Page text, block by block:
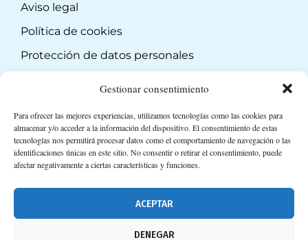
Gestionar consentimiento
Para ofrecer las mejores experiencias, utilizamos tecnologías como las cookies para
almacenar y/o acceder a la información del dispositivo. El consentimiento de estas
tecnologías nos permitirá procesar datos como el comportamiento de navegación o las
identificaciones únicas en este sitio. No consentir o retirar el consentimiento, puede
afectar negativamente a ciertas características y funciones.
ACEPTAR
DENEGAR
Aviso legal
Política de cookies
Protección de datos personales